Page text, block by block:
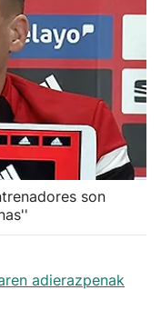
son
adierazpenak